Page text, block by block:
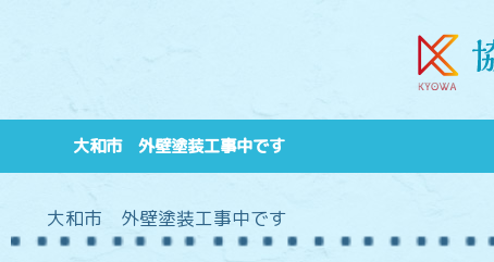
大和市 外壁塗装工事中です
大和市 外壁塗装工事中です